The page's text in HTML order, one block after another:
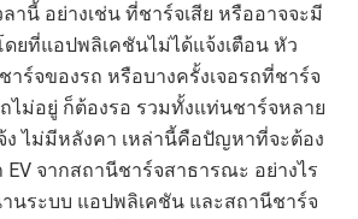
ลานี้ อย่างเช่น ที่ชาร์จเสีย หรืออาจจะมี
ยที่แอปพลิเคชันไม่ได้แจ้งเตือน หัว
ร์จของรถ หรือบางครั้งเจอรถที่ชาร์จ
ไม่อยู่ ก็ต้องรอ รวมทั้งแท่นชาร์จหลาย
ง ไม่มีหลังคา เหล่านี้คือปัญหาที่จะต้อง
EV จากสถานีชาร์จสาธารณะ อย่างไร
นระบบ แอปพลิเคชัน และสถานีชาร์จ